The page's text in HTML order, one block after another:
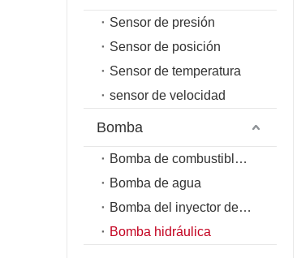
Sensor de presión
Sensor de posición
Sensor de temperatura
sensor de velocidad
Bomba
Bomba de combustible de riel común
Bomba de agua
Bomba del inyector de combustible
Bomba hidráulica